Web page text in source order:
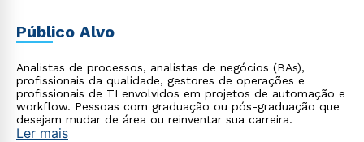
Público Alvo
Analistas de processos, analistas de negócios (BAs),
profissionais da qualidade, gestores de operações e
profissionais de TI envolvidos em projetos de automação e
workflow. Pessoas com graduação ou pós-graduação que
desejam mudar de área ou reinventar sua carreira.
Ler mais